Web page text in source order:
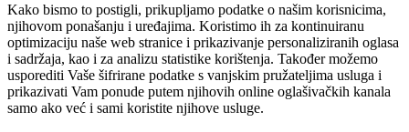
Kako bismo to postigli, prikupljamo podatke o našim korisnicima,
njihovom ponašanju i uređajima. Koristimo ih za kontinuiranu
optimizaciju naše web stranice i prikazivanje personaliziranih oglasa
i sadržaja, kao i za analizu statistike korištenja. Također možemo
usporediti Vaše šifrirane podatke s vanjskim pružateljima usluga i
prikazivati Vam ponude putem njihovih online oglašivačkih kanala
samo ako već i sami koristite njihove usluge.